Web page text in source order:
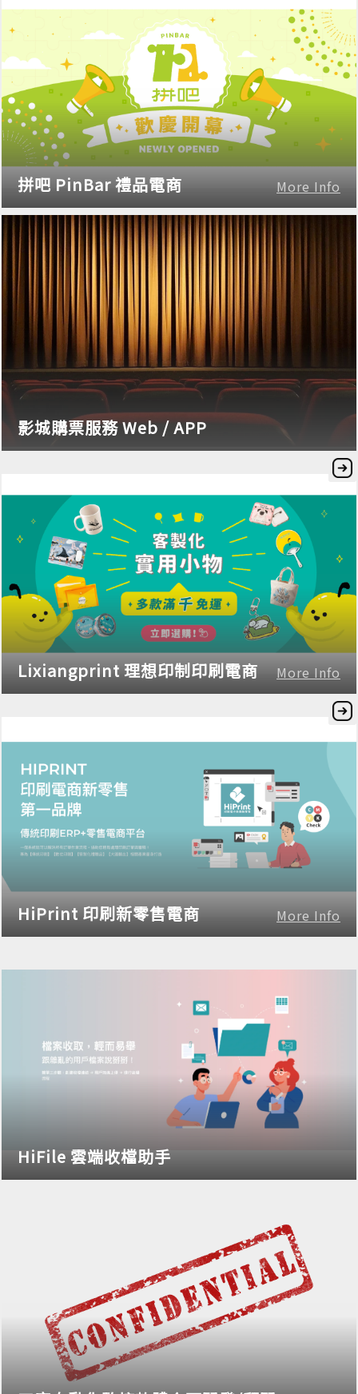
拼吧 PinBar 禮品電商 More Info
影城購票服務 Web / APP
Lixiangprint 理想印制印刷電商 More Info
HiPrint 印刷新零售電商 More Info
HiFile 雲端收檔助手